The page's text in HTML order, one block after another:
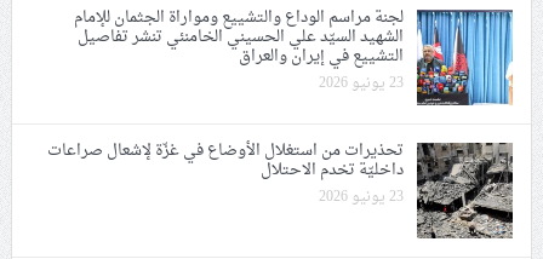
لجنة مراسم الوداع والتشييع ومواراة الجثمان للإمام
الشهيد السيّد علي الحسيني الخامنئي تنشر تفاصيل
التشييع في إيران والعراق
23 يونيو 2026
تحذيرات من استغلال الأوضاع في غزّة لإشعال صراعات
داخليّة تخدم الاحتلال
23 يونيو 2026